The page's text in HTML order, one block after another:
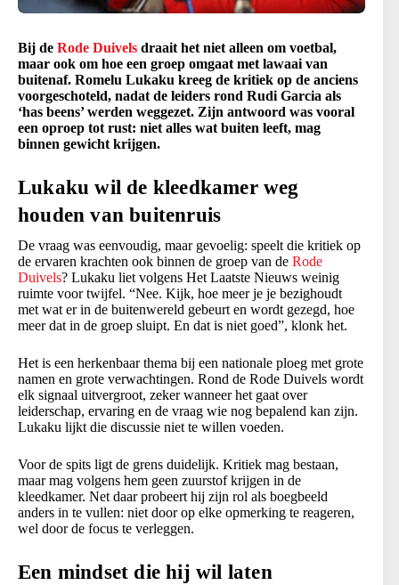
Bij de Rode Duivels draait het niet alleen om voetbal,
maar ook om hoe een groep omgaat met lawaai van
buitenaf. Romelu Lukaku kreeg de kritiek op de anciens
voorgeschoteld, nadat de leiders rond Rudi Garcia als
‘has beens’ werden weggezet. Zijn antwoord was vooral
een oproep tot rust: niet alles wat buiten leeft, mag
binnen gewicht krijgen.
Lukaku wil de kleedkamer weg
houden van buitenruis
De vraag was eenvoudig, maar gevoelig: speelt die kritiek op
de ervaren krachten ook binnen de groep van de Rode
Duivels? Lukaku liet volgens Het Laatste Nieuws weinig
ruimte voor twijfel. “Nee. Kijk, hoe meer je je bezighoudt
met wat er in de buitenwereld gebeurt en wordt gezegd, hoe
meer dat in de groep sluipt. En dat is niet goed”, klonk het.
Het is een herkenbaar thema bij een nationale ploeg met grote
namen en grote verwachtingen. Rond de Rode Duivels wordt
elk signaal uitvergroot, zeker wanneer het gaat over
leiderschap, ervaring en de vraag wie nog bepalend kan zijn.
Lukaku lijkt die discussie niet te willen voeden.
Voor de spits ligt de grens duidelijk. Kritiek mag bestaan,
maar mag volgens hem geen zuurstof krijgen in de
kleedkamer. Net daar probeert hij zijn rol als boegbeeld
anders in te vullen: niet door op elke opmerking te reageren,
wel door de focus te verleggen.
Een mindset die hij wil laten